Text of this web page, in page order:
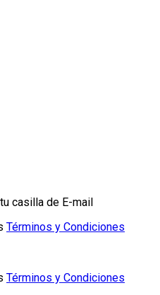
casilla de E-mail
Términos y Condiciones
Términos y Condiciones